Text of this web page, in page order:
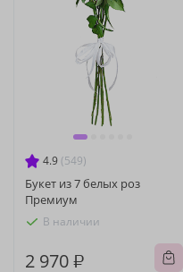
4.9 (549)
Букет из 7 белых роз
Премиум
В наличии
2 970 ₽